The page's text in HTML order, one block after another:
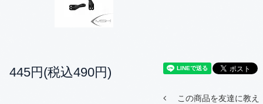
445円(税込490円)
この商品を友達に教え